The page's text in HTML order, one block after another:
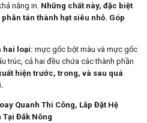
năng in. Những chất này, đặc biệt
tán thành hạt siêu nhỏ. Góp
hai loại: mực gốc bột màu và mực gốc
trúc, cả hai đều chứa các thành phần
hiện trước, trong, và sau quá
Quanh Thi Công, Lắp Đặt Hệ
Tại Đắk Nông